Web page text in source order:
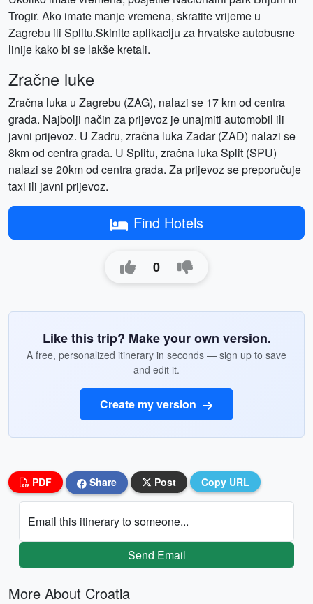
Trogir. Ako imate manje vremena, skratite vrijeme u
Zagrebu ili Splitu.Skinite aplikaciju za hrvatske autobusne
linije kako bi se lakše kretali.
Zračne luke
Zračna luka u Zagrebu (ZAG), nalazi se 17 km od centra
grada. Najbolji način za prijevoz je unajmiti automobil ili
javni prijevoz. U Zadru, zračna luka Zadar (ZAD) nalazi se
8km od centra grada. U Splitu, zračna luka Split (SPU)
nalazi se 20km od centra grada. Za prijevoz se preporučuje
taxi ili javni prijevoz.
Find Hotels
0
Like this trip? Make your own version.
A free, personalized itinerary in seconds — sign up to save
and edit it.
Create my version
PDF Share Post Copy URL
Email this itinerary to someone...
Send Email
More About Croatia